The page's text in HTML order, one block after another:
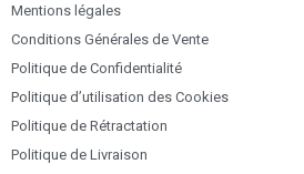
Mentions légales
Conditions Générales de Vente
Politique de Confidentialité
Politique d’utilisation des Cookies
Politique de Rétractation
Politique de Livraison